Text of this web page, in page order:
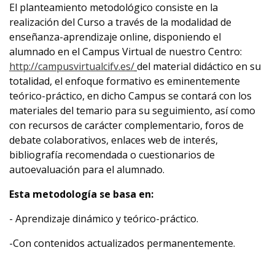
El planteamiento metodológico consiste en la
realización del Curso a través de la modalidad de
enseñanza-aprendizaje online, disponiendo el
alumnado en el Campus Virtual de nuestro Centro:
http://campusvirtualcifv.es/del material didáctico en su
totalidad, el enfoque formativo es eminentemente
teórico-práctico, en dicho Campus se contará con los
materiales del temario para su seguimiento, así como
con recursos de carácter complementario, foros de
debate colaborativos, enlaces web de interés,
bibliografía recomendada o cuestionarios de
autoevaluación para el alumnado.
Esta metodología se basa en:
- Aprendizaje dinámico y teórico-práctico.
-Con contenidos actualizados permanentemente.